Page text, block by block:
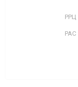
РРЦ
РАС